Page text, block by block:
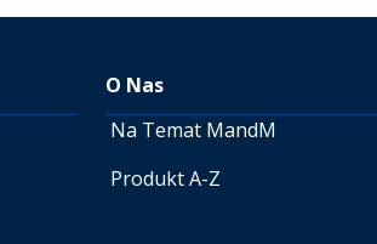
O Nas
Na Temat MandM
Produkt A-Z